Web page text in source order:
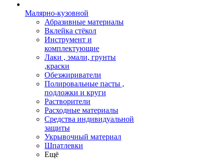
Малярно-кузовной
Абразивные материалы
Вклейка стёкол
Инструмент и
комплектующие
Лаки , эмали, грунты
,краски
Обезжириватели
Полировальные пасты ,
подложки и круги
Растворители
Расходные материалы
Средства индивидуальной
защиты
Укрывочный материал
Шпатлевки
Ещё